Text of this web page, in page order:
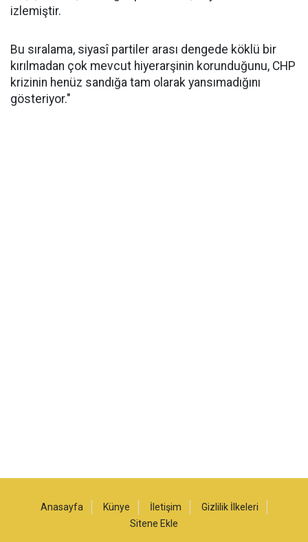
izlemiştir.
Bu sıralama, siyasî partiler arası dengede köklü bir
kırılmadan çok mevcut hiyerarşinin korunduğunu, CHP
krizinin henüz sandığa tam olarak yansımadığını
gösteriyor."
Anasayfa Künye İletişim
Gizlilik İlkeleri
Sitene Ekle